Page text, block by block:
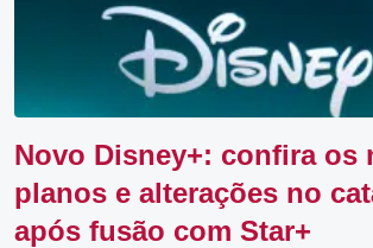
Novo Disney+: confira os
planos e alterações no
após fusão com Star+